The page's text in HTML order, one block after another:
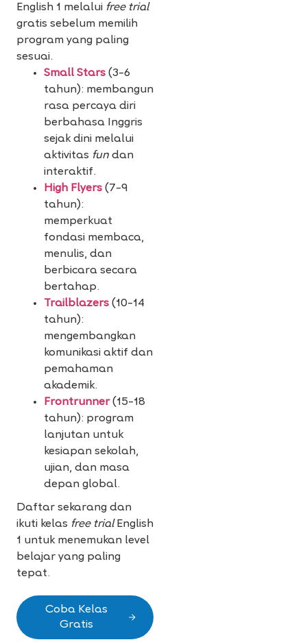
English 1 melalui free trial
gratis sebelum memilih
program yang paling
sesuai.
Small Stars (3–6
tahun): membangun
rasa percaya diri
berbahasa Inggris
sejak dini melalui
aktivitas fun dan
interaktif.
High Flyers (7–9
tahun):
memperkuat
fondasi membaca,
menulis, dan
berbicara secara
bertahap.
Trailblazers (10–14
tahun):
mengembangkan
komunikasi aktif dan
pemahaman
akademik.
Frontrunner(15–18
tahun): program
lanjutan untuk
kesiapan sekolah,
ujian, dan masa
depan global.
Daftar sekarang dan
ikuti kelas free trialEnglish
1 untuk menemukan level
belajar yang paling
tepat.
Coba Kelas
Gratis